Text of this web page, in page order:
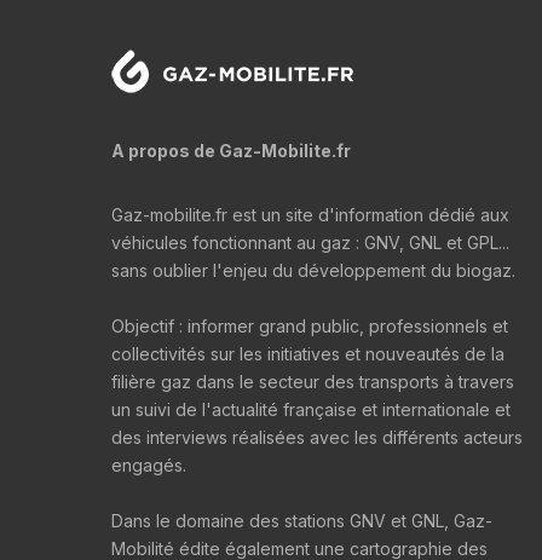
A propos de Gaz-Mobilite.fr
Gaz-mobilite.fr est un site d'information dédié aux
véhicules fonctionnant au gaz : GNV, GNL et GPL...
sans oublier l'enjeu du développement du biogaz.
Objectif : informer grand public, professionnels et
collectivités sur les initiatives et nouveautés de la
filière gaz dans le secteur des transports à travers
un suivi de l'actualité française et internationale et
des interviews réalisées avec les différents acteurs
engagés.
Dans le domaine des stations GNV et GNL, Gaz-
Mobilité édite également une cartographie des